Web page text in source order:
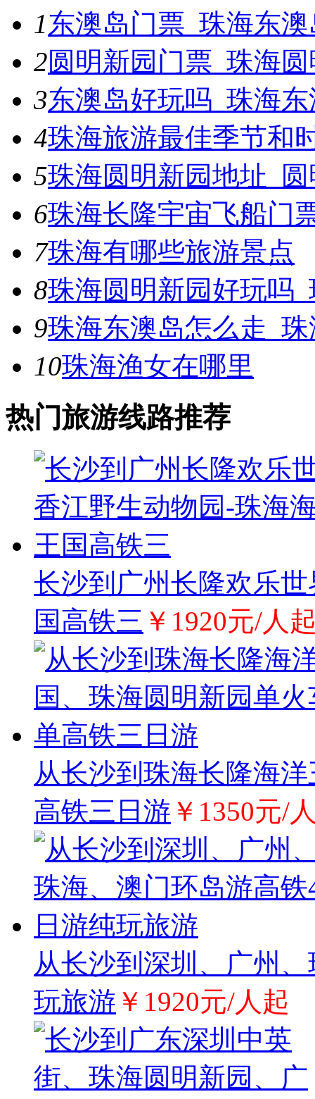
1东澳岛门票_珠海东
2圆明新园门票_珠海
3东澳岛好玩吗_珠海
4珠海旅游最佳季节和
5珠海圆明新园地址_
6珠海长隆宇宙飞船门
7珠海有哪些旅游景点
8珠海圆明新园好玩吗
9珠海东澳岛怎么走_
10珠海渔女在哪里
热门旅游线路推荐
长沙到广州长隆欢乐
国高铁三 ￥1920元/人
从长沙到珠海长隆海
高铁三日游 ￥1350元/
从长沙到深圳、广州
玩旅游 ￥1920元/人起